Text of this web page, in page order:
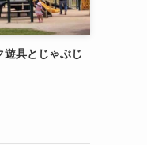
遊具とじゃぶじ